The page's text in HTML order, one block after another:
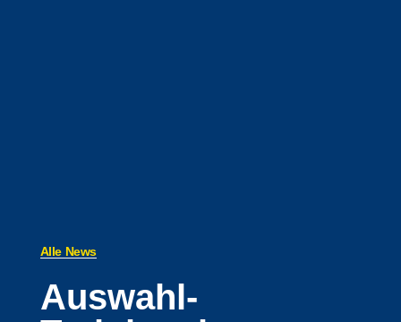
Alle News
Auswahl-